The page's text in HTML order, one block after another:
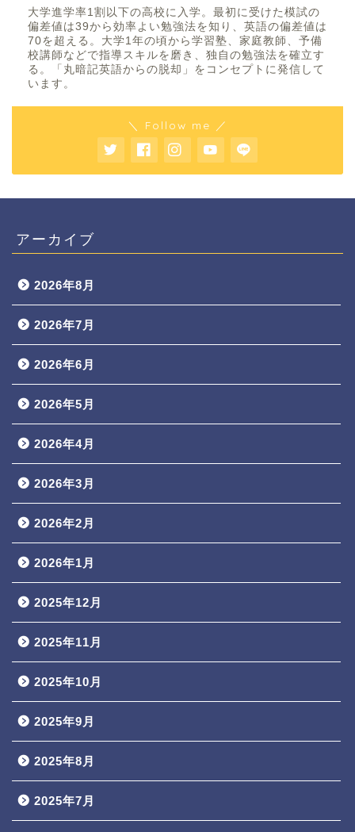
大学進学率1割以下の高校に入学。最初に受けた模試の
偏差値は39から効率よい勉強法を知り、英語の偏差値は
70を超える。大学1年の頃から学習塾、家庭教師、予備
校講師などで指導スキルを磨き、独自の勉強法を確立す
る。「丸暗記英語からの脱却」をコンセプトに発信して
います。
＼ Follow me ／
アーカイブ
2026年8月
2026年7月
2026年6月
2026年5月
2026年4月
2026年3月
2026年2月
2026年1月
2025年12月
2025年11月
2025年10月
2025年9月
2025年8月
2025年7月